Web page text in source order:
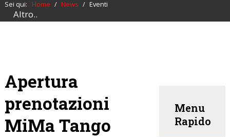
MiMa
Cerca
Altro..
Sei qui: Home / News / Eventi
Apertura
prenotazioni
MiMa Tango
Menu
Rapido